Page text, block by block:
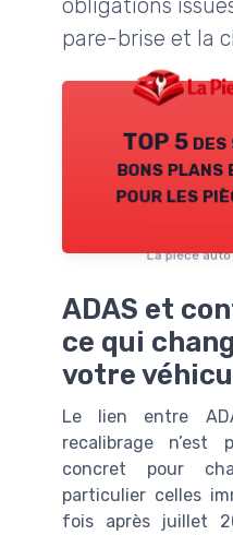
obligations
pare-brise et la
TOP 5
bons plans
pour les
La piece
ADAS et
ce qui
votre
Le lien entre
recalibrage
concret pour
particulier celles
fois après juillet